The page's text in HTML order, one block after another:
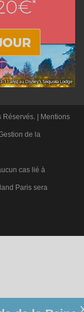
| Mentions
de la
cas lié à
Paris sera